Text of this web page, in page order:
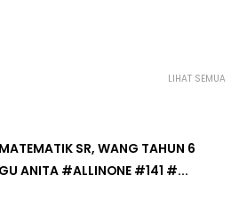
LIHAT SEMUA
SR, WANG TAHUN 6
ANITA #ALLINONE #141 #...